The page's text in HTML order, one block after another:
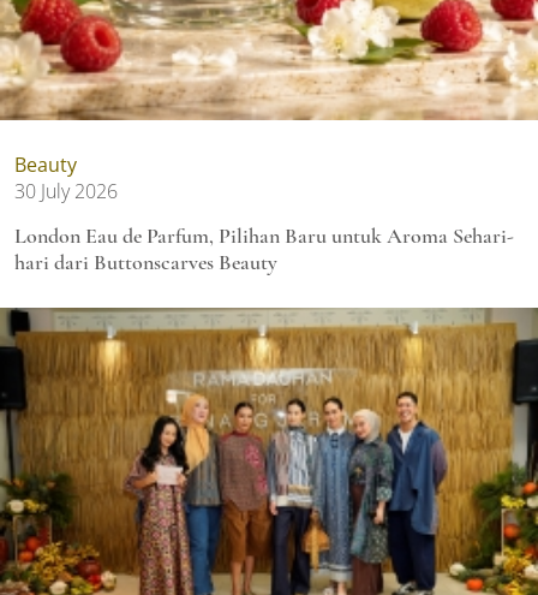
Beauty
30 July 2026
London Eau de Parfum, Pilihan Baru untuk Aroma Sehari-
hari dari Buttonscarves Beauty